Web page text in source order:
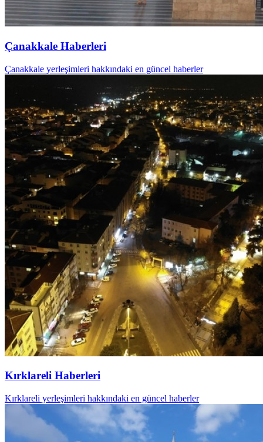
Çanakkale Haberleri
Çanakkale yerleşimleri hakkındaki en güncel haberler
Kırklareli Haberleri
Kırklareli yerleşimleri hakkındaki en güncel haberler